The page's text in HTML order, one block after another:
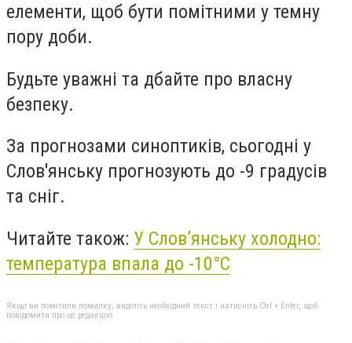
елементи, щоб бути помітними у темну
пору доби.
Будьте уважні та дбайте про власну
безпеку.
За прогнозами синоптиків, сьогодні у
Слов'янську прогнозують до -9 градусів
та сніг.
Читайте також: У Слов’янську холодно:
температура впала до -10°С
Якщо ви помітили помилку, виділіть необхідний текст і натисніть Ctrl + Enter, щоб
повідомити про це редакцію